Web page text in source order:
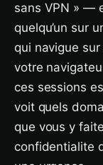
sans VPN » —
quelqu’un sur
qui navigue
votre
ces sessions
voit quels
que vous y
confidentialite